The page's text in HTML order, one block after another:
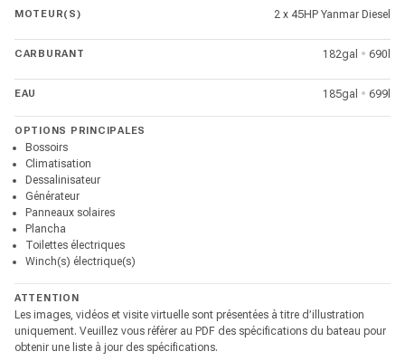
MOTEUR(S) 2 x 45HP Yanmar Diesel
CARBURANT 182gal •690l
EAU 185gal •699l
OPTIONS PRINCIPALES
Bossoirs
Climatisation
Dessalinisateur
Générateur
Panneaux solaires
Plancha
Toilettes électriques
Winch(s) électrique(s)
ATTENTION
Les images, vidéos et visite virtuelle sont présentées à titre d’illustration
uniquement. Veuillez vous référer au PDF des spécifications du bateau pour
obtenir une liste à jour des spécifications.